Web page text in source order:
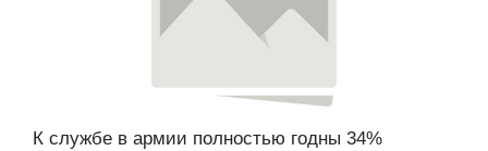
К службе в армии полностью годны 34%